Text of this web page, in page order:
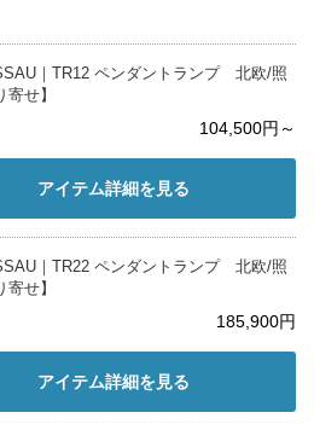
｜TR12 ペンダントランプ 北欧/照
せ】
104,500円～
アイテム詳細を見る
｜TR22 ペンダントランプ 北欧/照
せ】
185,900円
アイテム詳細を見る